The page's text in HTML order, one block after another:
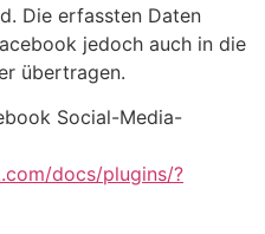
Die erfassten Daten
jedoch auch in die
übertragen.
Social-Media-
docs/plugins/?